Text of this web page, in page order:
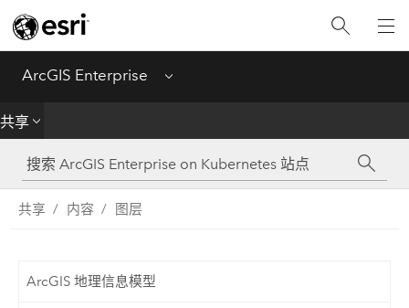
ArcGIS Enterprise Menu
共享
简介
部署
创建
分析
共享 内容 图层
ArcGIS 地理信息模型